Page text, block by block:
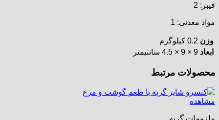
فیبر: 2
مواد معدنی: 1
وزن 0.2 کیلوگرم
ابعاد 9 × 9 × 4.5 سانتیمتر
محصولات مرتبط
مشاهده
ملزومات گربه